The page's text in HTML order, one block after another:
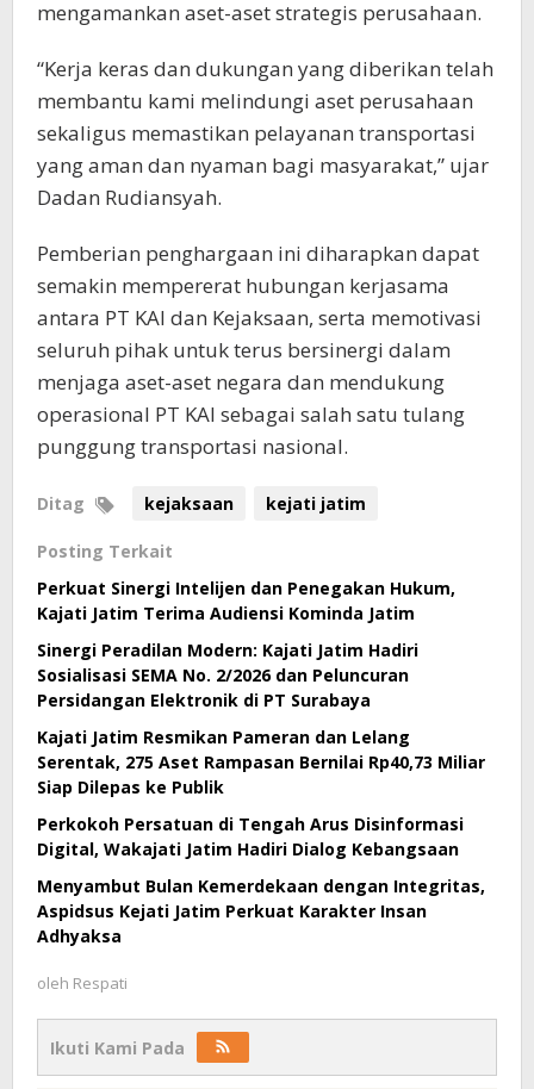
mengamankan aset-aset strategis perusahaan.
“Kerja keras dan dukungan yang diberikan telah
membantu kami melindungi aset perusahaan
sekaligus memastikan pelayanan transportasi
yang aman dan nyaman bagi masyarakat,” ujar
Dadan Rudiansyah.
Pemberian penghargaan ini diharapkan dapat
semakin mempererat hubungan kerjasama
antara PT KAI dan Kejaksaan, serta memotivasi
seluruh pihak untuk terus bersinergi dalam
menjaga aset-aset negara dan mendukung
operasional PT KAI sebagai salah satu tulang
punggung transportasi nasional.
Ditag kejaksaan kejati jatim
Posting Terkait
Perkuat Sinergi Intelijen dan Penegakan Hukum,
Kajati Jatim Terima Audiensi Kominda Jatim
Sinergi Peradilan Modern: Kajati Jatim Hadiri
Sosialisasi SEMA No. 2/2026 dan Peluncuran
Persidangan Elektronik di PT Surabaya
Kajati Jatim Resmikan Pameran dan Lelang
Serentak, 275 Aset Rampasan Bernilai Rp40,73 Miliar
Siap Dilepas ke Publik
Perkokoh Persatuan di Tengah Arus Disinformasi
Digital, Wakajati Jatim Hadiri Dialog Kebangsaan
Menyambut Bulan Kemerdekaan dengan Integritas,
Aspidsus Kejati Jatim Perkuat Karakter Insan
Adhyaksa
oleh Respati
Ikuti Kami Pada